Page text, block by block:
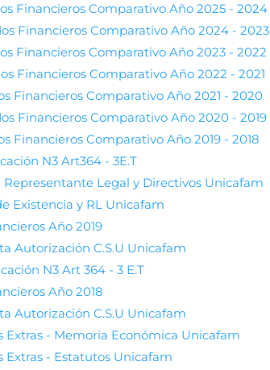
Financieros Comparativo Año 2025 - 2024
Financieros Comparativo Año 2024 - 2023
Financieros Comparativo Año 2023 - 2022
Financieros Comparativo Año 2022 - 2021
Financieros Comparativo Año 2021 - 2020
Financieros Comparativo Año 2020 - 2019
Financieros Comparativo Año 2019 - 2018
N3 Art364 - 3E.T
Legal y Directivos Unicafam
Existencia y RL Unicafam
Año 2019
Autorización C.S.U Unicafam
N3 Art 364 - 3 E.T
Año 2018
Autorización C.S.U Unicafam
Extras - Memoria Económica Unicafam
Extras - Estatutos Unicafam